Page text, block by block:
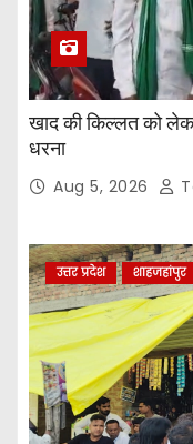
खाद की किल्लत को
धरना
Aug 5, 2026
उत्तर प्रदेश शाहजहांपुर